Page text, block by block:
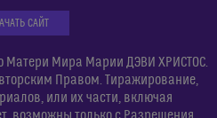
САЙТ
Матери Мира Марии ДЭВИ ХРИСТОС.
Правом. Тиражирование,
или их части, включая